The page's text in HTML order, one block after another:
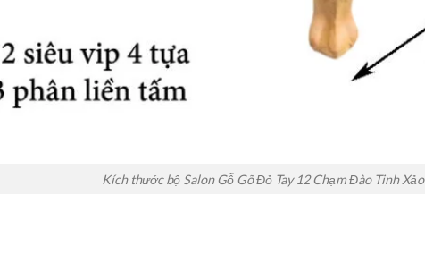
Kích thước bộ Salon Gỗ Gõ Đỏ Tay 12 Chạm Đào Tinh Xảo